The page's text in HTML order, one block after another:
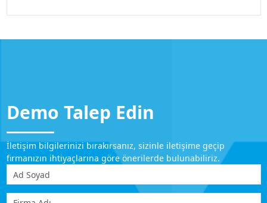
Demo Talep Edin
İletişim bilgilerinizi bırakırsanız, sizinle iletişime geçip
firmanızın ihtiyaçlarına göre önerilerde bulunabiliriz.